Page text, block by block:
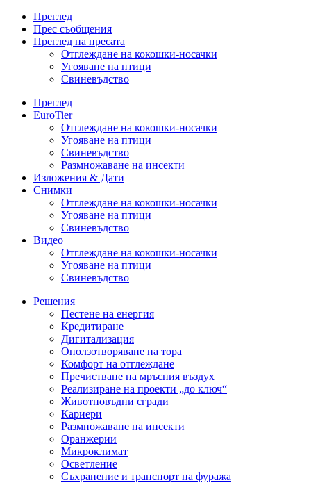
Преглед
Прес съобщения
Преглед на пресата
Отглеждане на кокошки-носачки
Угояване на птици
Свиневъдство
Преглед
EuroTier
Отглеждане на кокошки-носачки
Угояване на птици
Свиневъдство
Размножаване на инсекти
Изложения & Дати
Снимки
Отглеждане на кокошки-носачки
Угояване на птици
Свиневъдство
Видео
Отглеждане на кокошки-носачки
Угояване на птици
Свиневъдство
Решения
Пестене на енергия
Кредитиране
Дигитализация
Оползотворяване на тора
Комфорт на отглеждане
Пречистване на мръсния въздух
Реализиране на проекти „до ключ“
Животновъдни сгради
Кариери
Размножаване на инсекти
Оранжерии
Микроклимат
Осветление
Съхранение и транспорт на фуража